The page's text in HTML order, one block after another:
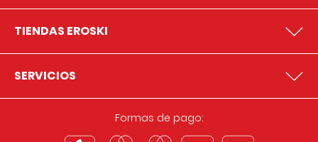
TIENDAS EROSKI
SERVICIOS
Formas de pago: